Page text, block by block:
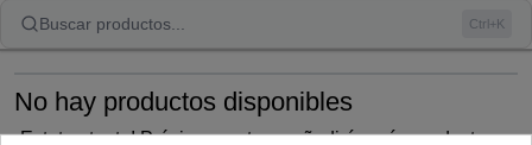
Buscar productos... Ctrl+K
Novedades
No hay productos disponibles
¡Estate atento! Próximamente se añadirán más productos.
Laura, Atención al cliente